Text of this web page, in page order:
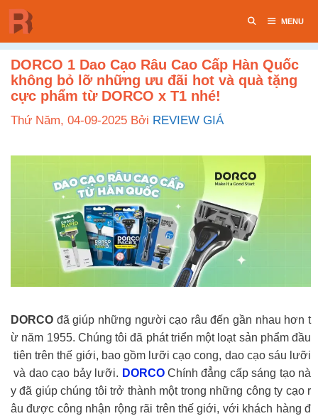
Chuyển
đến
nội
dung
MENU
DORCO 1 Dao Cạo Râu Cao Cấp Hàn Quốc
không bỏ lỡ những ưu đãi hot và quà tặng
cực phẩm từ DORCO x T1 nhé!
Thứ Năm, 04-09-2025 Bởi REVIEW GIÁ
DORCO đã giúp những người cạo râu đến gần nhau hơn t
ừ năm 1955. Chúng tôi đã phát triển một loạt sản phẩm đầu
tiên trên thế giới, bao gồm lưỡi cạo cong, dao cạo sáu lưỡi
và dao cạo bảy lưỡi. DORCOChính đẳng cấp sáng tạo nà
y đã giúp chúng tôi trở thành một trong những công ty cạo r
âu được công nhận rộng rãi trên thế giới, với khách hàng đ